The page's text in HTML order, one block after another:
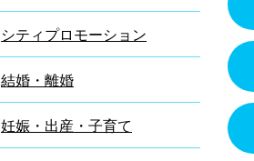
シティプロモーション
結婚・離婚
妊娠・出産・子育て